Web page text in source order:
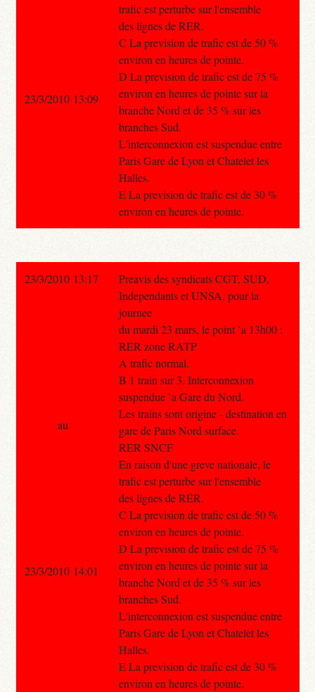
trafic est perturbe sur l'ensemble
des lignes de RER.
C La prevision de trafic est de 50 %
environ en heures de pointe.
D La prevision de trafic est de 75 %
environ en heures de pointe sur la
branche Nord et de 35 % sur les
branches Sud.
L'interconnexion est suspendue entre
Paris Gare de Lyon et Chatelet les
Halles.
E La prevision de trafic est de 30 %
environ en heures de pointe.
23/3/2010 13:09
23/3/2010 13:17
Preavis des syndicats CGT, SUD,
Independants et UNSA, pour la
journee
du mardi 23 mars, le point `a 13h00 :
RER zone RATP
A trafic normal.
B 1 train sur 3. Interconnexion
suspendue `a Gare du Nord.
Les trains sont origine - destination en
gare de Paris Nord surface.
RER SNCF
En raison d'une greve nationale, le
trafic est perturbe sur l'ensemble
des lignes de RER.
C La prevision de trafic est de 50 %
environ en heures de pointe.
D La prevision de trafic est de 75 %
environ en heures de pointe sur la
branche Nord et de 35 % sur les
branches Sud.
L'interconnexion est suspendue entre
Paris Gare de Lyon et Chatelet les
Halles.
E La prevision de trafic est de 30 %
environ en heures de pointe.
au
23/3/2010 14:01